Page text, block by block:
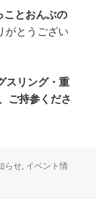
ことおんぶの
がとうござい
スリング・重
ご持参くださ
らせ, イベント情
っことおんぶの基本と